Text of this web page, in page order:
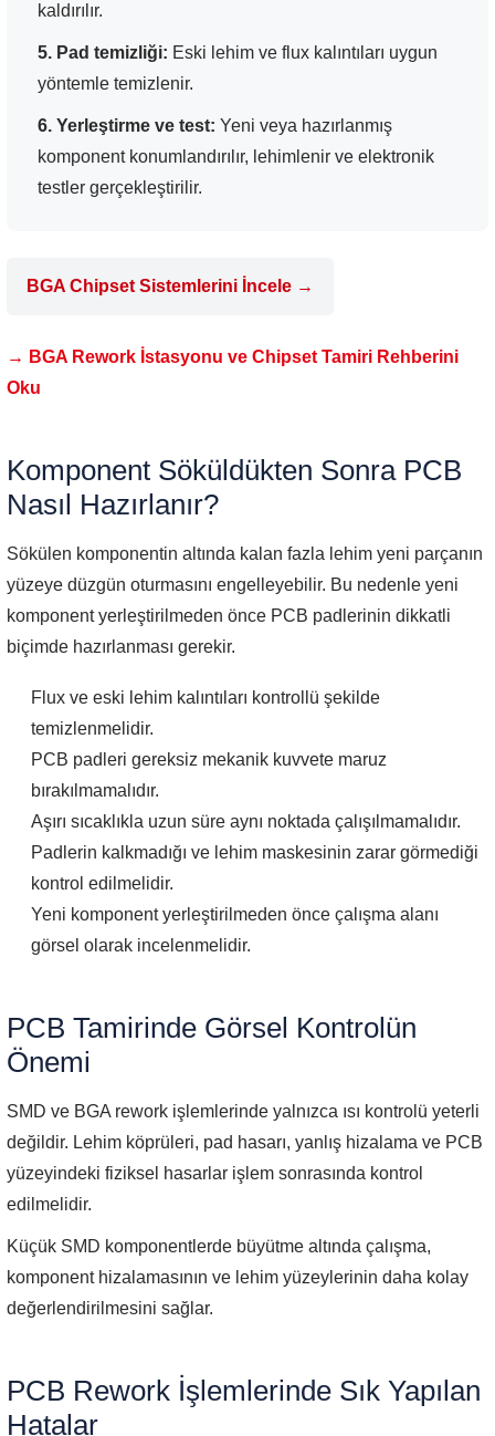
kaldırılır.
5. Pad temizliği: Eski lehim ve flux kalıntıları uygun
yöntemle temizlenir.
6. Yerleştirme ve test: Yeni veya hazırlanmış
komponent konumlandırılır, lehimlenir ve elektronik
testler gerçekleştirilir.
BGA Chipset Sistemlerini İncele →
→ BGA Rework İstasyonu ve Chipset Tamiri Rehberini
Oku
Komponent Söküldükten Sonra PCB
Nasıl Hazırlanır?
Sökülen komponentin altında kalan fazla lehim yeni parçanın
yüzeye düzgün oturmasını engelleyebilir. Bu nedenle yeni
komponent yerleştirilmeden önce PCB padlerinin dikkatli
biçimde hazırlanması gerekir.
Flux ve eski lehim kalıntıları kontrollü şekilde
temizlenmelidir.
PCB padleri gereksiz mekanik kuvvete maruz
bırakılmamalıdır.
Aşırı sıcaklıkla uzun süre aynı noktada çalışılmamalıdır.
Padlerin kalkmadığı ve lehim maskesinin zarar görmediği
kontrol edilmelidir.
Yeni komponent yerleştirilmeden önce çalışma alanı
görsel olarak incelenmelidir.
PCB Tamirinde Görsel Kontrolün
Önemi
SMD ve BGA rework işlemlerinde yalnızca ısı kontrolü yeterli
değildir. Lehim köprüleri, pad hasarı, yanlış hizalama ve PCB
yüzeyindeki fiziksel hasarlar işlem sonrasında kontrol
edilmelidir.
Küçük SMD komponentlerde büyütme altında çalışma,
komponent hizalamasının ve lehim yüzeylerinin daha kolay
değerlendirilmesini sağlar.
PCB Rework İşlemlerinde Sık Yapılan
Hatalar